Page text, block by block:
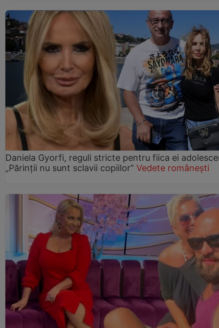
Daniela Gyorfi, reguli stricte pentru fiica ei
„Părinții nu sunt sclavii copiilor” Vedete românești